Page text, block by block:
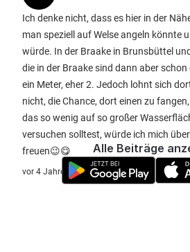
Ich denke nicht, dass es hier in der
man speziell auf Welse angeln könnte
würde. In der Braake in Brunsbüttel
die in der Braake sind dann aber
ein Meter, eher 2. Jedoch lohnt sich
nicht, die Chance, dort einen zu
das so wenig auf so großer
versuchen solltest, würde ich mich
freuen😉😋
vor 4 Jahre
Alle Beiträge